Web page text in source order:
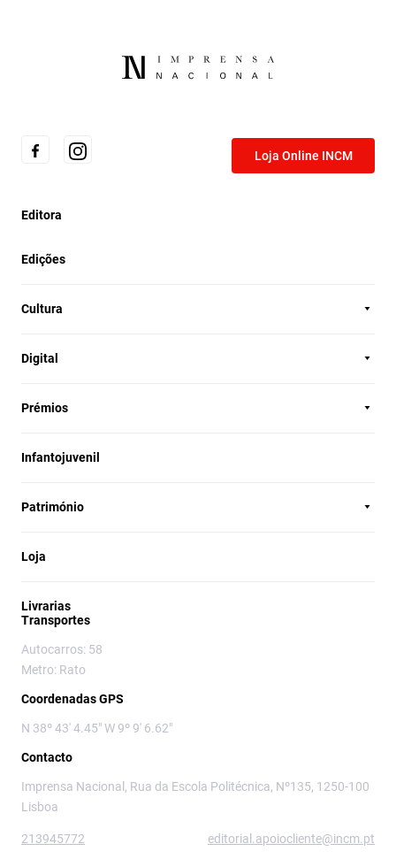
Loja Online INCM
Editora
Edições
Cultura
Digital
Prémios
Infantojuvenil
Património
Loja
Livrarias
Transportes
Autocarros: 58
Metro: Rato
Coordenadas GPS
N 38º 43' 4.45" W 9º 9' 6.62"
Contacto
Imprensa Nacional, Rua da Escola Politécnica, Nº135, 1250-100
Lisboa
213945772 editorial.apoiocliente@incm.pt